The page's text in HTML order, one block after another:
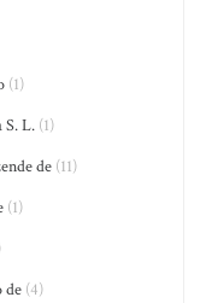
(1)
S. L.(1)
de (11)
(1)
de (4)